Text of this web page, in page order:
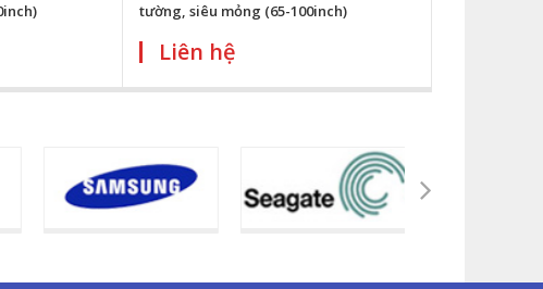
tường, siêu mỏng (65-100inch)
Liên hệ